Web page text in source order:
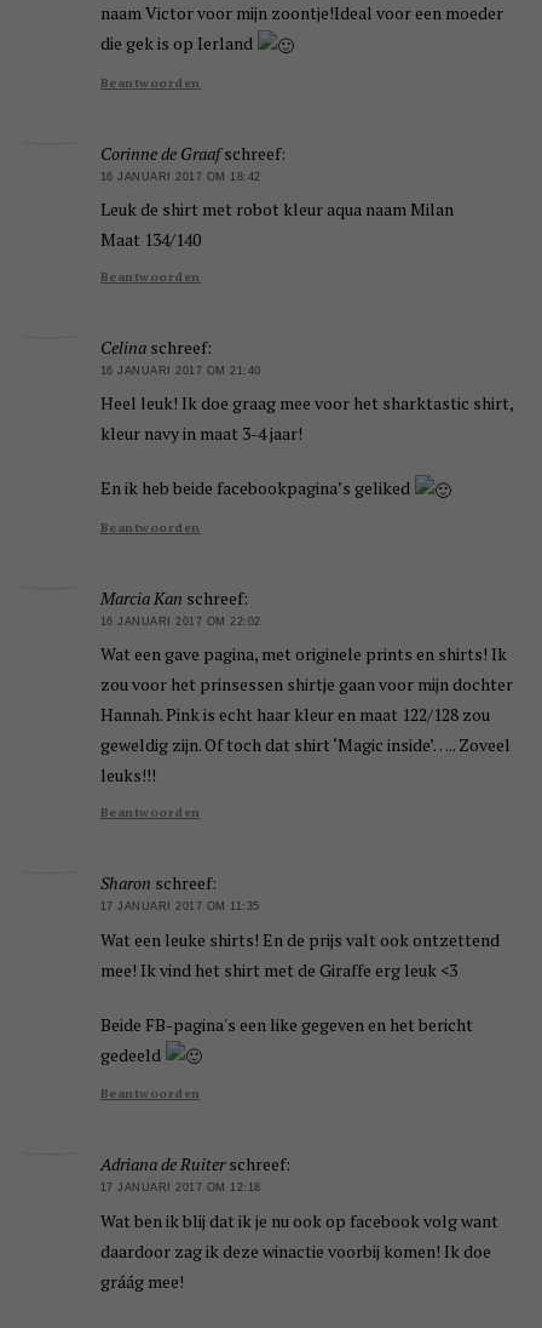
naam Victor voor mijn zoontje!Ideal voor een moeder
die gek is op Ierland
Beantwoorden
Corinne de Graafschreef:
16 JANUARI 2017 OM 18:42
Leuk de shirt met robot kleur aqua naam Milan
Maat 134/140
Beantwoorden
Celina schreef:
16 JANUARI 2017 OM 21:40
Heel leuk! Ik doe graag mee voor het sharktastic shirt,
kleur navy in maat 3-4 jaar!
En ik heb beide facebookpagina’s geliked
Beantwoorden
Marcia Kan schreef:
16 JANUARI 2017 OM 22:02
Wat een gave pagina, met originele prints en shirts! Ik
zou voor het prinsessen shirtje gaan voor mijn dochter
Hannah. Pink is echt haar kleur en maat 122/128 zou
geweldig zijn. Of toch dat shirt ‘Magic inside’….. Zoveel
leuks!!!
Beantwoorden
Sharon schreef:
17 JANUARI 2017 OM 11:35
Wat een leuke shirts! En de prijs valt ook ontzettend
mee! Ik vind het shirt met de Giraffe erg leuk <3
Beide FB-pagina's een like gegeven en het bericht
gedeeld
Beantwoorden
Adriana de Ruiter schreef:
17 JANUARI 2017 OM 12:18
Wat ben ik blij dat ik je nu ook op facebook volg want
daardoor zag ik deze winactie voorbij komen! Ik doe
gráág mee!